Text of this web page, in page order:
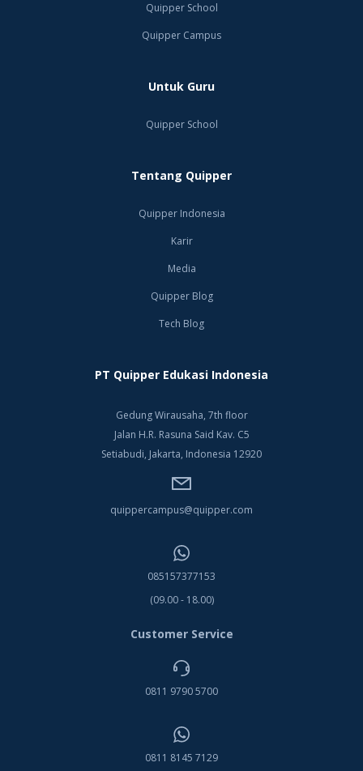
Quipper School
Quipper Campus
Untuk Guru
Quipper School
Tentang Quipper
Quipper Indonesia
Karir
Media
Quipper Blog
Tech Blog
PT Quipper Edukasi Indonesia
Gedung Wirausaha, 7th floor
Jalan H.R. Rasuna Said Kav. C5
Setiabudi, Jakarta, Indonesia 12920
quippercampus@quipper.com
085157377153
(09.00 - 18.00)
Customer Service
0811 9790 5700
0811 8145 7129